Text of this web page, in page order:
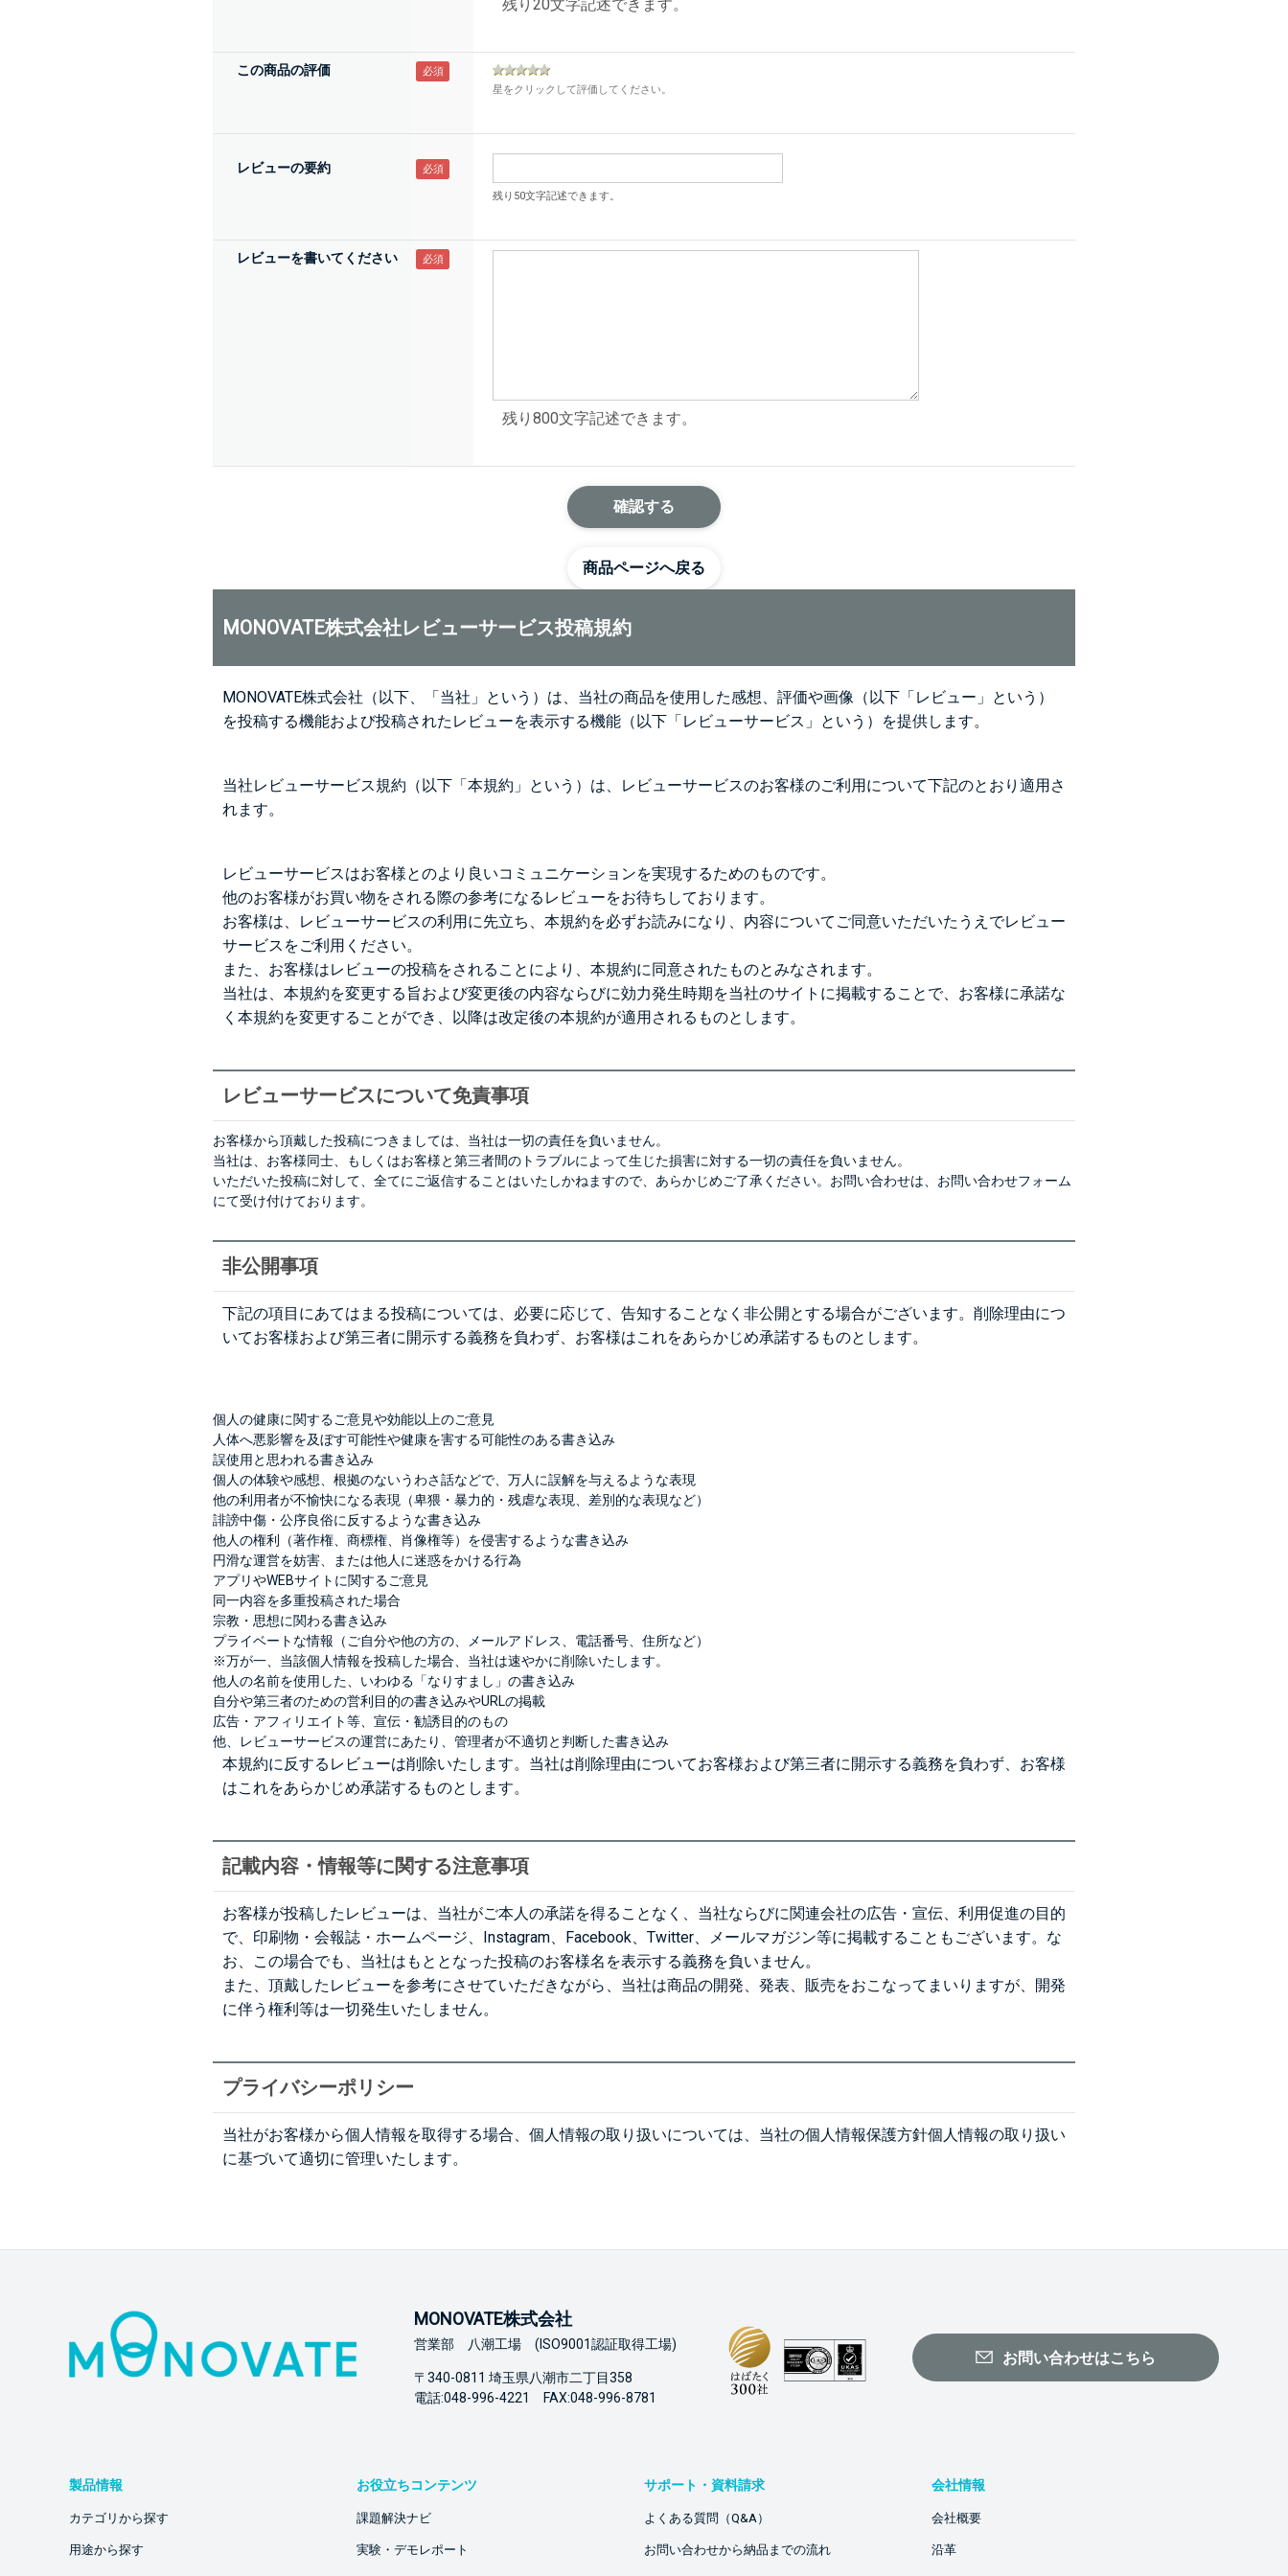
残り20文字記述できます。
この商品の評価
星をクリックして評価してください。
レビューの要約
残り50文字記述できます。
レビューを書いてください
残り800文字記述できます。
商品ページへ戻る
MONOVATE株式会社レビューサービス投稿規約
MONOVATE株式会社（以下、「当社」という）は、当社の商品を使用した感想、評価や画像（以下「レビュー」という）
を投稿する機能および投稿されたレビューを表示する機能（以下「レビューサービス」という）を提供します。
当社レビューサービス規約（以下「本規約」という）は、レビューサービスのお客様のご利用について下記のとおり適用さ
れます。
レビューサービスはお客様とのより良いコミュニケーションを実現するためのものです。
他のお客様がお買い物をされる際の参考になるレビューをお待ちしております。
お客様は、レビューサービスの利用に先立ち、本規約を必ずお読みになり、内容についてご同意いただいたうえでレビュー
サービスをご利用ください。
また、お客様はレビューの投稿をされることにより、本規約に同意されたものとみなされます。
当社は、本規約を変更する旨および変更後の内容ならびに効力発生時期を当社のサイトに掲載することで、お客様に承諾な
く本規約を変更することができ、以降は改定後の本規約が適用されるものとします。
レビューサービスについて免責事項
お客様から頂戴した投稿につきましては、当社は一切の責任を負いません。
当社は、お客様同士、もしくはお客様と第三者間のトラブルによって生じた損害に対する一切の責任を負いません。
いただいた投稿に対して、全てにご返信することはいたしかねますので、あらかじめご了承ください。お問い合わせは、 お問い合わせフォーム
にて受け付けております。
非公開事項
下記の項目にあてはまる投稿については、必要に応じて、告知することなく非公開とする場合がございます。削除理由につ
いてお客様および第三者に開示する義務を負わず、お客様はこれをあらかじめ承諾するものとします。
個人の健康に関するご意見や効能以上のご意見
人体へ悪影響を及ぼす可能性や健康を害する可能性のある書き込み
誤使用と思われる書き込み
個人の体験や感想、根拠のないうわさ話などで、万人に誤解を与えるような表現
他の利用者が不愉快になる表現（卑猥・暴力的・残虐な表現、差別的な表現など）
誹謗中傷・公序良俗に反するような書き込み
他人の権利（著作権、商標権、肖像権等）を侵害するような書き込み
円滑な運営を妨害、または他人に迷惑をかける行為
アプリやWEBサイトに関するご意見
同一内容を多重投稿された場合
宗教・思想に関わる書き込み
プライベートな情報（ご自分や他の方の、メールアドレス、電話番号、住所など）
※万が一、当該個人情報を投稿した場合、当社は速やかに削除いたします。
他人の名前を使用した、いわゆる「なりすまし」の書き込み
自分や第三者のための営利目的の書き込みやURLの掲載
広告・アフィリエイト等、宣伝・勧誘目的のもの
他、レビューサービスの運営にあたり、管理者が不適切と判断した書き込み
本規約に反するレビューは削除いたします。当社は削除理由についてお客様および第三者に開示する義務を負わず、お客様
はこれをあらかじめ承諾するものとします。
記載内容・情報等に関する注意事項
お客様が投稿したレビューは、当社がご本人の承諾を得ることなく、当社ならびに関連会社の広告・宣伝、利用促進の目的
で、印刷物・会報誌・ホームページ、Instagram、Facebook、Twitter、メールマガジン等に掲載することもございます。な
お、この場合でも、当社はもととなった投稿のお客様名を表示する義務を負いません。
また、頂戴したレビューを参考にさせていただきながら、当社は商品の開発、発表、販売をおこなってまいりますが、開発
に伴う権利等は一切発生いたしません。
プライバシーポリシー
当社がお客様から個人情報を取得する場合、個人情報の取り扱いについては、当社の個人情報保護方針個人情報の取り扱い
に基づいて適切に管理いたします。
MONOVATE株式会社
営業部 八潮工場 (ISO9001認証取得工場)
〒340-0811 埼玉県八潮市二丁目358
電話:048-996-4221 FAX:048-996-8781
お問い合わせはこちら
製品情報
カテゴリから探す
用途から探す
お役立ちコンテンツ
課題解決ナビ
実験・デモレポート
サポート・資料請求
よくある質問（Q&A）
お問い合わせから納品までの流れ
会社情報
会社概要
沿革